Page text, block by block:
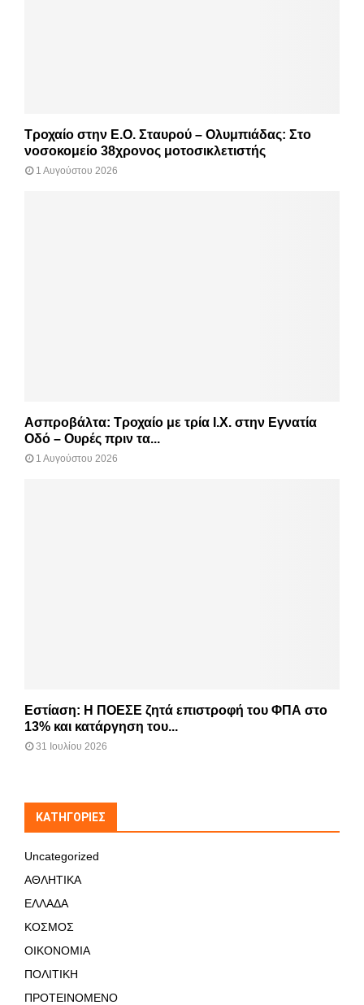
Τροχαίο στην Ε.Ο. Σταυρού – Ολυμπιάδας: Στο
νοσοκομείο 38χρονος μοτοσικλετιστής
1 Αυγούστου 2026
Ασπροβάλτα: Τροχαίο με τρία Ι.Χ. στην Εγνατία
Οδό – Ουρές πριν τα...
1 Αυγούστου 2026
Εστίαση: Η ΠΟΕΣΕ ζητά επιστροφή του ΦΠΑ στο
13% και κατάργηση του...
31 Ιουλίου 2026
KΑΤΗΓΟΡΊΕΣ
Uncategorized
ΑΘΛΗΤΙΚΑ
ΕΛΛΑΔΑ
ΚΟΣΜΟΣ
ΟΙΚΟΝΟΜΙΑ
ΠΟΛΙΤΙΚΗ
ΠΡΟΤΕΙΝΟΜΕΝΟ